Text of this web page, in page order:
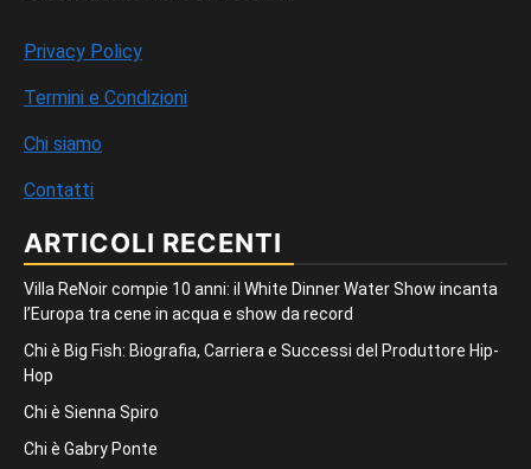
Privacy Policy
Termini e Condizioni
Chi siamo
Contatti
ARTICOLI RECENTI
Villa ReNoir compie 10 anni: il White Dinner Water Show incanta
l’Europa tra cene in acqua e show da record
Chi è Big Fish: Biografia, Carriera e Successi del Produttore Hip-
Hop
Chi è Sienna Spiro
Chi è Gabry Ponte